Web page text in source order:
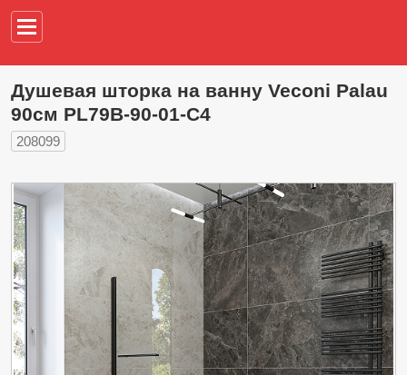
Душевая шторка на ванну Veconi Palau
90см PL79B-90-01-C4
208099